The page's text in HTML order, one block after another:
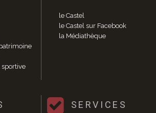
2011
2010
2009
2008
publiques
sportive
le Castel
le Castel sur Facebook
la Médiathèque
SERVICES